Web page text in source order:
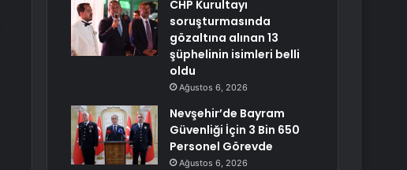
CHP Kurultayı
soruşturmasında
gözaltına alınan 13
şüphelinin isimleri belli
oldu
Ağustos 6, 2026
Nevşehir’de Bayram
Güvenliği İçin 3 Bin 650
Personel Görevde
Ağustos 6, 2026